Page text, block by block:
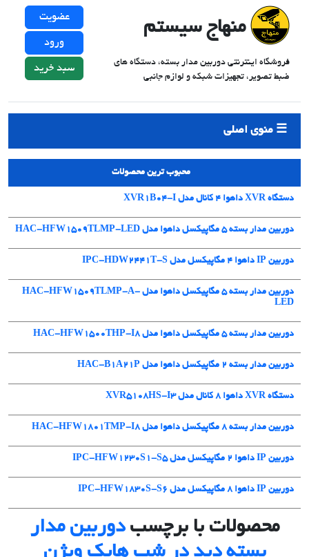
منهاج سیستم
عضویت
ورود
سبد خرید
فروشگاه اینترنتی دوربین مدار بسته، دستگاه های
ضبط تصویر، تجهیزات شبکه و لوازم جانبی
منوی اصلی
محبوب ترین محصولات
دستگاه XVR داهوا 4 کانال مدل XVR1B04-I
دوربین مدار بسته 5 مگاپیکسل داهوا مدل HAC-HFW1509TLMP-LED
دوربین IP داهوا 4 مگاپیکسل مدل IPC-HDW2441T-S
دوربین مدار بسته 5 مگاپیکسل داهوا مدل HAC-HFW1509TLMP-A-
LED
دوربین مدار بسته 5 مگاپیکسل داهوا مدل HAC-HFW1500THP-I8
دوربین مدار بسته ۲ مگاپیکسل داهوا مدل HAC-B1A21P
دستگاه XVR داهوا 8 کانال مدل XVR5108HS-I3
دوربین مدار بسته 8 مگاپیکسل داهوا مدل HAC-HFW1801TMP-I8
دوربین IP داهوا 2 مگاپیکسل مدل IPC-HFW1230S1-S5
دوربین IP داهوا 8 مگاپیکسل مدل IPC-HFW1830S-S6
محصولات با برچسبدوربین مدار
بسته دید در شب هایک ویژن